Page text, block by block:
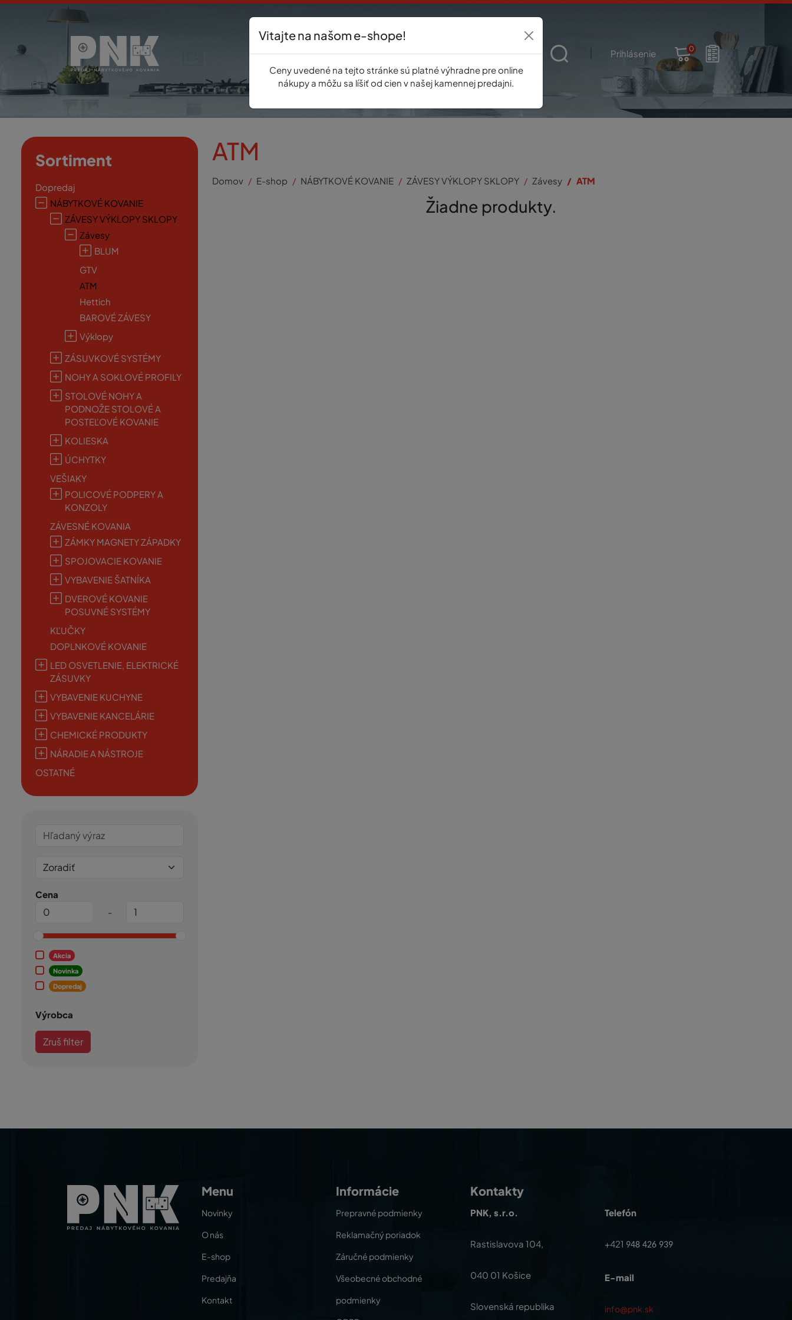
AkcieE-shopRegistráciaNovinkyO násPredajňaKontakt Prihlásenie 0
Sortiment
Dopredaj
NÁBYTKOVÉ KOVANIE
ZÁVESY VÝKLOPY SKLOPY
Závesy
BLUM
GTV
ATM
Hettich
BAROVÉ ZÁVESY
Výklopy
ZÁSUVKOVÉ SYSTÉMY
NOHY A SOKLOVÉ PROFILY
STOLOVÉ NOHY A
PODNOŽE STOLOVÉ A
POSTEĽOVÉ KOVANIE
KOLIESKA
ÚCHYTKY
VEŠIAKY
POLICOVÉ PODPERY A
KONZOLY
ZÁVESNÉ KOVANIA
ZÁMKY MAGNETY ZÁPADKY
SPOJOVACIE KOVANIE
VYBAVENIE ŠATNÍKA
DVEROVÉ KOVANIE
POSUVNÉ SYSTÉMY
KĽUČKY
DOPLNKOVÉ KOVANIE
LED OSVETLENIE, ELEKTRICKÉ
ZÁSUVKY
VYBAVENIE KUCHYNE
VYBAVENIE KANCELÁRIE
CHEMICKÉ PRODUKTY
NÁRADIE A NÁSTROJE
OSTATNÉ
Cena
-
Akcia
Novinka
Dopredaj
Výrobca
Zruš filter
ATM
Domov E-shop NÁBYTKOVÉ KOVANIE ZÁVESY VÝKLOPY SKLOPY Závesy ATM
Žiadne produkty.
Menu
Novinky
O nás
E-shop
Predajňa
Kontakt
Informácie
Prepravné podmienky
Reklamačný poriadok
Záručné podmienky
Všeobecné obchodné
podmienky
Kontakty
PNK, s.r.o.
Rastislavova 104,
040 01 Košice
Slovenská republika
Telefón
+421 948 426 939
E-mail
info@pnk.sk
Vitajte na našom e-shope!
Ceny uvedené na tejto stránke sú platné výhradne pre online
nákupy a môžu sa líšiť od cien v našej kamennej predajni.